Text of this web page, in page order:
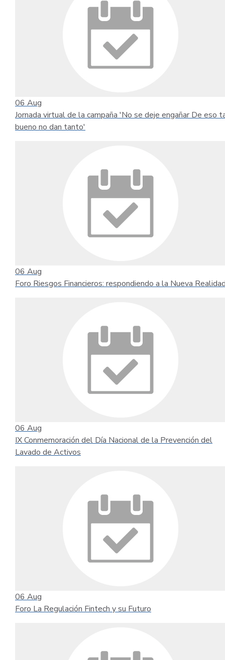
06 Aug
Jornada virtual de la campaña 'No se deje engañar De eso
bueno no dan tanto'
06 Aug
Foro Riesgos Financieros: respondiendo a la Nueva
06 Aug
IX Conmemoración del Día Nacional de la Prevención del
Lavado de Activos
06 Aug
Foro La Regulación Fintech y su Futuro